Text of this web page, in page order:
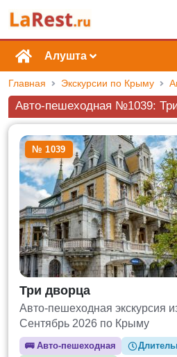
Алушта
Главная Экскурсии по Крыму
Авто-пешеходная №1039:
№ 1039
Три дворца
Авто-пешеходная экскурсия
Сентябрь 2026 по Крыму
🚌Авто-пешеходная